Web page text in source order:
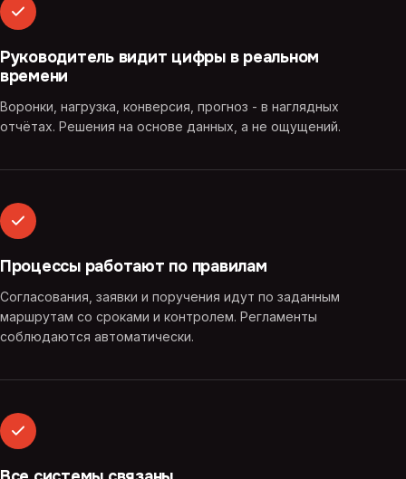
Руководитель видит цифры в реальном
времени
Воронки, нагрузка, конверсия, прогноз - в наглядных
отчётах. Решения на основе данных, а не ощущений.
Процессы работают по правилам
Согласования, заявки и поручения идут по заданным
маршрутам со сроками и контролем. Регламенты
соблюдаются автоматически.